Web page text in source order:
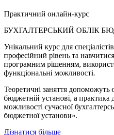
Практичний онлайн-курс
БУХГАЛТЕРСЬКИЙ ОБЛІК
Унікальний курс для
професійний рівень та
програмним рішенням,
функціональні можливості.
Теоретичні заняття допоможуть
бюджетній установі, а практика
можливості сучасної
бюджетної установи».
Дізнатися більше